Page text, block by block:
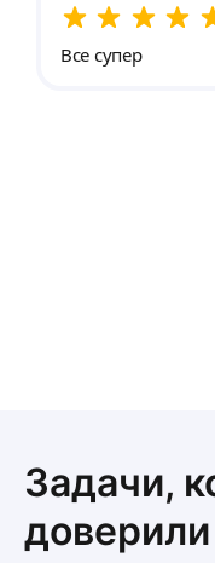
Все супер
Задачи,